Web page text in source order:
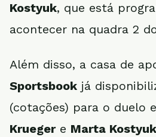
Kostyuk, que está
acontecer na quadra 2
Além disso, a casa de
Sportsbook já
(cotações) para o duelo
Kruegere Marta Kostyuk